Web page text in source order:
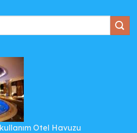
Otel Havuzu